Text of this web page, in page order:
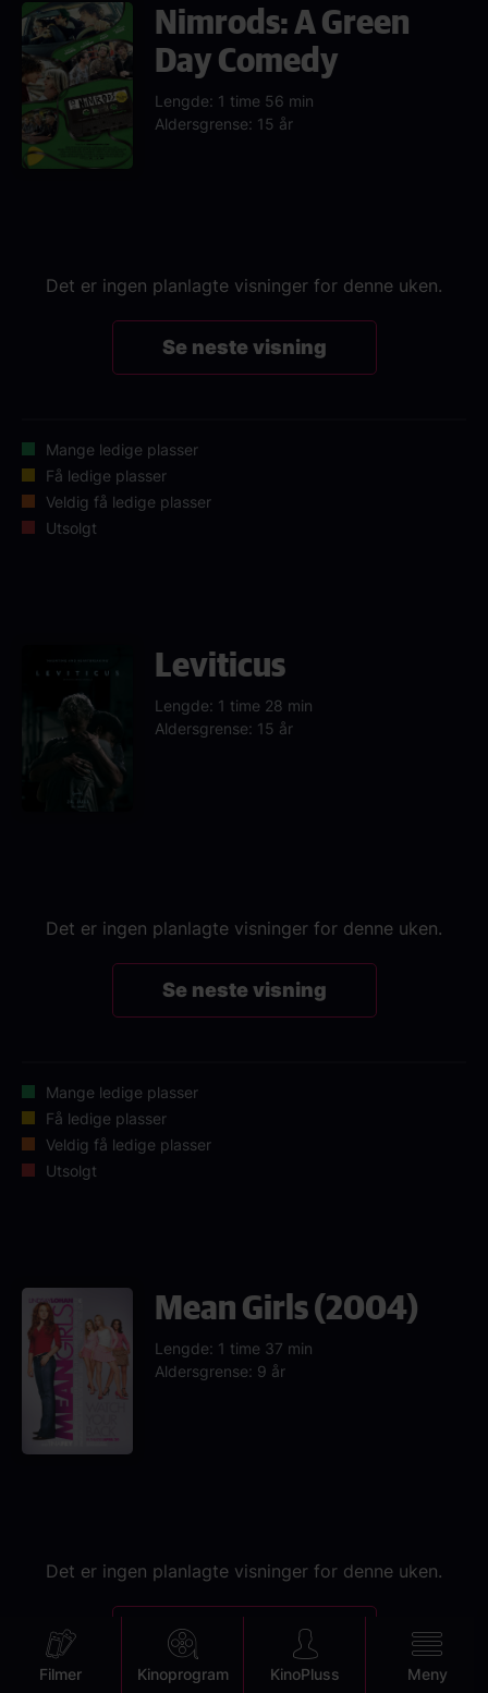
Mobile
Filmer Kinoprogram KinoPluss Meny
Nimrods: A Green
Day Comedy
Lengde: 1 time 56 min
Aldersgrense: 15 år
Det er ingen planlagte visninger for denne uken.
Se neste visning
Mange ledige plasser
Få ledige plasser
Veldig få ledige plasser
Utsolgt
Leviticus
Lengde: 1 time 28 min
Aldersgrense: 15 år
Det er ingen planlagte visninger for denne uken.
Se neste visning
Mange ledige plasser
Få ledige plasser
Veldig få ledige plasser
Utsolgt
Mean Girls (2004)
Lengde: 1 time 37 min
Aldersgrense: 9 år
Det er ingen planlagte visninger for denne uken.
Se neste visning